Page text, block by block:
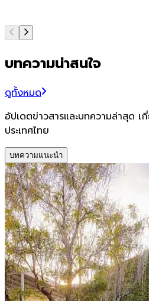
บทความน่าสนใจ
ดูทั้งหมด
อัปเดตข่าวสารและบทความล่าสุด
ประเทศไทย
บทความแนะนำ